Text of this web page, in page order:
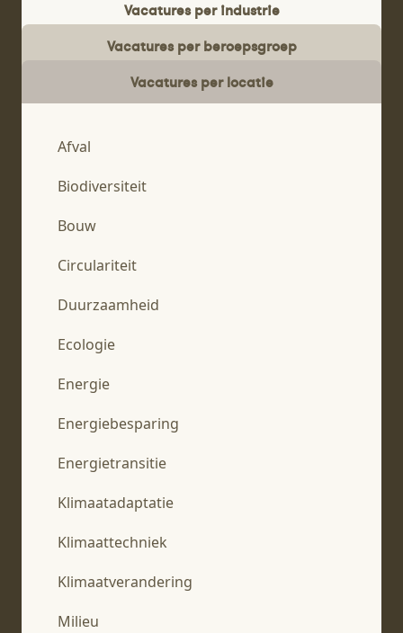
Vacatures per industrie
Vacatures per beroepsgroep
Vacatures per locatie
Afval
Biodiversiteit
Bouw
Circulariteit
Duurzaamheid
Ecologie
Energie
Energiebesparing
Energietransitie
Klimaatadaptatie
Klimaattechniek
Klimaatverandering
Milieu